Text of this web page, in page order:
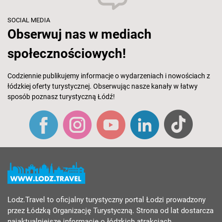
SOCIAL MEDIA
Obserwuj nas w mediach
społecznościowych!
Codziennie publikujemy informacje o wydarzeniach i nowościach z
łódzkiej oferty turystycznej. Obserwując nasze kanały w łatwy
sposób poznasz turystyczną Łódź!
Lodz.Travel to oficjalny turystyczny portal Łodzi prowadzony
przez Łódzką Organizację Turystyczną. Strona od lat dostarcza